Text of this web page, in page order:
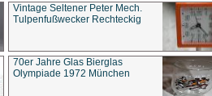
Vintage Seltener Peter Mech.
Tulpenfußwecker Rechteckig
70er Jahre Glas Bierglas
Olympiade 1972 München